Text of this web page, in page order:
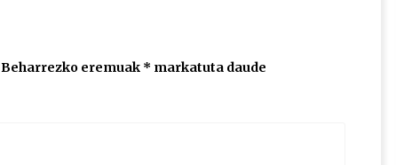
Beharrezko eremuak * markatuta daude